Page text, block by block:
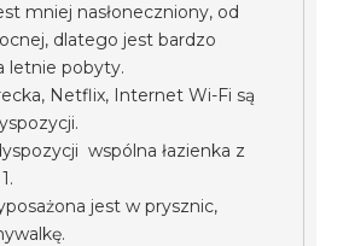
mniej nasłoneczniony, od
dlatego jest bardzo
letnie pobyty.
Netflix, Internet Wi-Fi są
wspólna łazienka z
jest w prysznic,